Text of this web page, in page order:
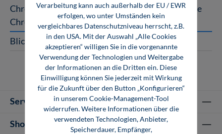
Chromatographie und Kapillarelektrophorese Die
Chromatographie gehört heute zu d…Mehr
Blick ins Buch
Service-Hotline
Shop Informationen
Verarbeitung kann auch außerhalb der EU / EWR
erfolgen, wo unter Umständen kein
vergleichbares Datenschutzniveau herrscht, z.B.
in den USA. Mit der Auswahl „Alle Cookies
akzeptieren“ willigen Sie in die vorgenannte
Verwendung der Technologien und Weitergabe
der Informationen an die Dritten ein. Diese
Einwilligung können Sie jederzeit mit Wirkung
für die Zukunft über den Button „Konfigurieren“
in unserem Cookie-Management-Tool
widerrufen. Weitere Informationen über die
verwendeten Technologien, Anbieter,
Speicherdauer, Empfänger,